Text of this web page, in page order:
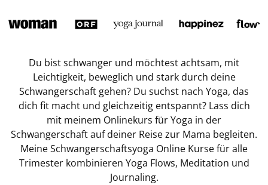
Du bist schwanger und möchtest achtsam, mit
Leichtigkeit, beweglich und stark durch deine
Schwangerschaft gehen? Du suchst nach Yoga, das
dich fit macht und gleichzeitig entspannt? Lass dich
mit meinem Onlinekurs für Yoga in der
Schwangerschaft auf deiner Reise zur Mama begleiten.
Meine Schwangerschaftsyoga Online Kurse für alle
Trimester kombinieren Yoga Flows, Meditation und
Journaling.